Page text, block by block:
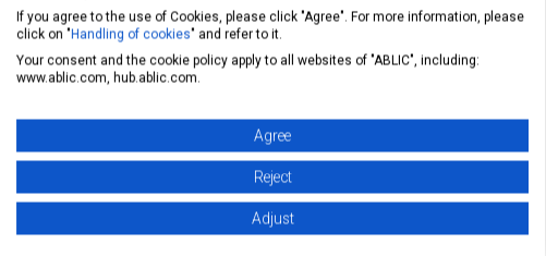
一般 (高速、高耐圧) ZCL 製品一覧
ホールICは、ホール素子と増幅回路 (オペアンプ) を一
体化し、単体で磁極判別を可能にしたICです。扉や窓
の開閉検出はもちろん、洗濯機などの白物家電、さら
If you agree to the use of Cookies, please click "Agree". For more information, please
click on "Handling of cookies" and refer to it.
Your consent and the cookie policy apply to all websites of "ABLIC", including:
www.ablic.com, hub.ablic.com.
Agree
Reject
Adjust